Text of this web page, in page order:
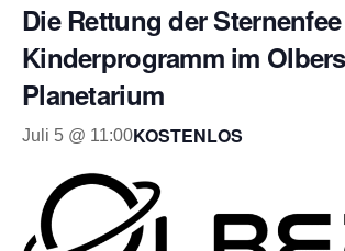
Die Rettung der
Kinderprogramm im
Planetarium
Juli 5 @ 11:00KOSTENLOS